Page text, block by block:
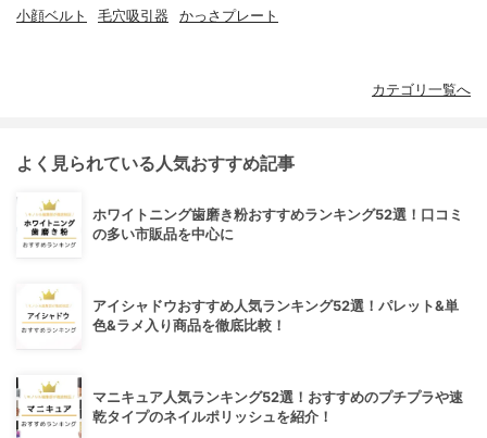
小顔ベルト 毛穴吸引器 かっさプレート
カテゴリ一覧へ
よく見られている人気おすすめ記事
ホワイトニング歯磨き粉おすすめランキング52選！口コミ
の多い市販品を中心に
アイシャドウおすすめ人気ランキング52選！パレット&単
色&ラメ入り商品を徹底比較！
マニキュア人気ランキング52選！おすすめのプチプラや速
乾タイプのネイルポリッシュを紹介！